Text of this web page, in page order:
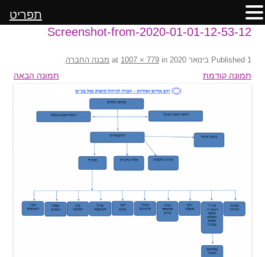
Screenshot-from-2020-01-01-12-53-12
Published 1 בינואר 2020 1007 × 779 in מבנה החברה.
תמונה קודמת תמונה הבאה
תפריט